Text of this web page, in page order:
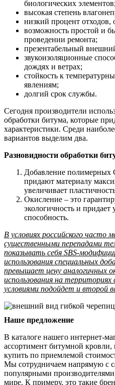
биологических элементов;
высокая степень
низкий процент отходов,
возможность простой и
проведении ремонта;
презентабельный
звукоизоляционные
дождях и ветрах;
стойкость к
явлениям;
долгий срок службы.
Сегодня производители
обработки битума, которые
характеристики. Среди
вариантов выделим два.
Разновидности обработки
Добавление полимерных
придают материалу
увеличивает
Окисление – это
экологичность и
способность.
В условиях российского часто
существенными перепадами
показывать себя SBS-
использования специальных
превышает цену аналогичных
использования на
условиями подойдет и второй
Наше предложение
В каталоге нашего интернет-
ассортимент битумной кровли,
купить по приемлемой
Мы сотрудничаем напрямую с
популярными
мире. К примеру, это такие